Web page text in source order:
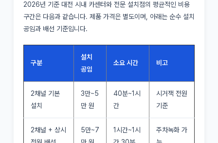
2026년 기준 대전 시내 카센터와 전문 설치점의 평균적인 비용
구간은 다음과 같습니다. 제품 가격은 별도이며, 아래는 순수 설치
공임과 배선 기준입니다.
구분
설치
공임
소요 시간 비고
2채널 기본
설치
3만~5
만 원
40분~1시
간
시거잭 전원
기준
2채널 + 상시
5만~7
1시간~1시
주차녹화 가